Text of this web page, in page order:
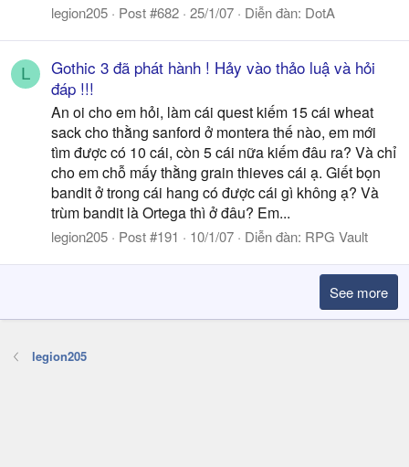
legion205 Post #682 25/1/07 Diễn đàn: DotA
L
Gothic 3 đã phát hành ! Hảy vào thảo luậ và hỏi
đáp !!!
An oi cho em hỏi, làm cái quest kiếm 15 cái wheat
sack cho thằng sanford ở montera thế nào, em mới
tìm được có 10 cái, còn 5 cái nữa kiếm đâu ra? Và chỉ
cho em chỗ mấy thằng grain thieves cái ạ. Giết bọn
bandit ở trong cái hang có được cái gì không ạ? Và
trùm bandit là Ortega thì ở đâu? Em...
legion205 Post #191 10/1/07 Diễn đàn: RPG Vault
See more
legion205